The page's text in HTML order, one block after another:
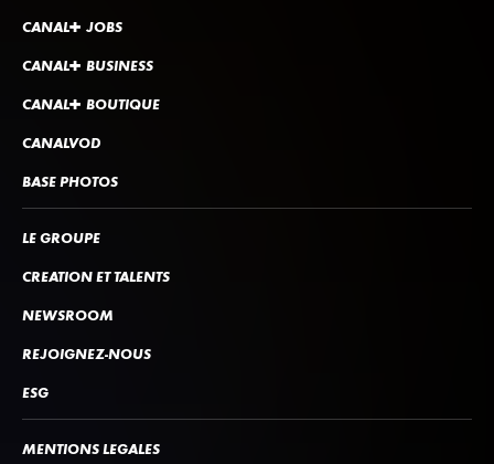
MENTIONS LÉGALES
LE GROUPE
CRÉATION ET TALENTS
NEWSROOM
REJOIGNEZ-NOUS
ESG
CANAL+ JOBS
CANAL+ BUSINESS
CANAL+ BOUTIQUE
CANALVOD
BASE PHOTOS